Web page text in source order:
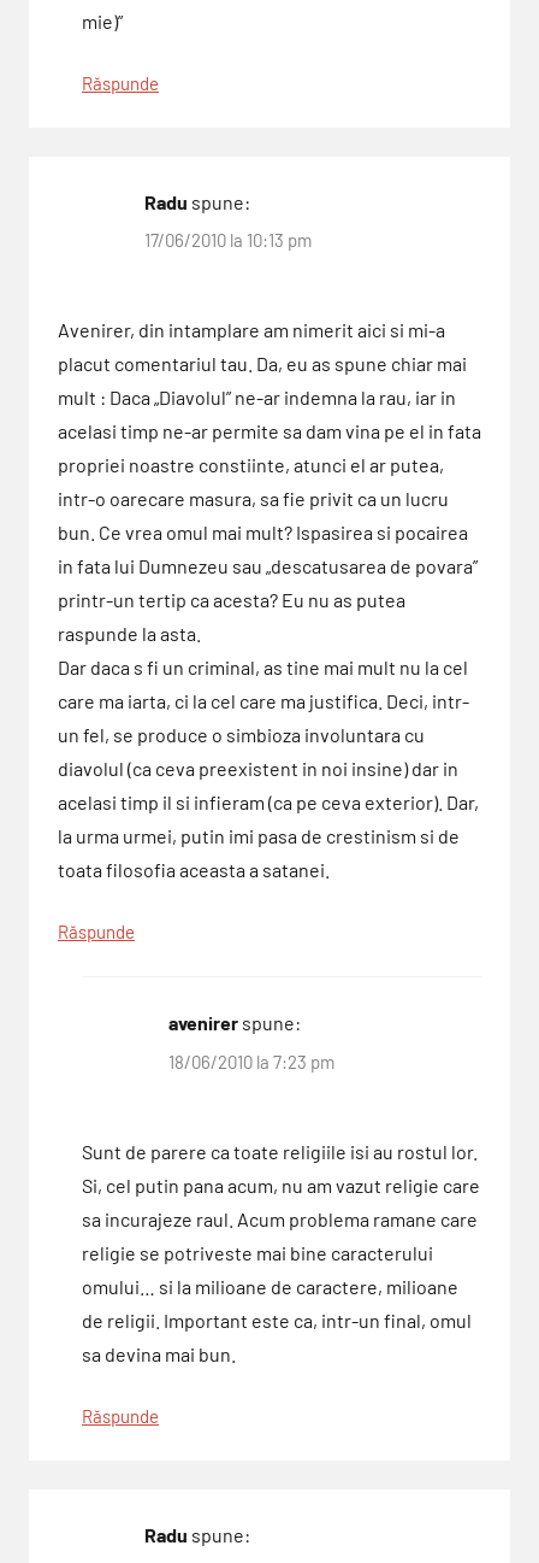
mie)”
Răspunde
Radu spune:
17/06/2010 la 10:13 pm
Avenirer, din intamplare am nimerit aici si mi-a
placut comentariul tau. Da, eu as spune chiar mai
mult : Daca „Diavolul” ne-ar indemna la rau, iar in
acelasi timp ne-ar permite sa dam vina pe el in fata
propriei noastre constiinte, atunci el ar putea,
intr-o oarecare masura, sa fie privit ca un lucru
bun. Ce vrea omul mai mult? Ispasirea si pocairea
in fata lui Dumnezeu sau „descatusarea de povara”
printr-un tertip ca acesta? Eu nu as putea
raspunde la asta.
Dar daca s fi un criminal, as tine mai mult nu la cel
care ma iarta, ci la cel care ma justifica. Deci, intr-
un fel, se produce o simbioza involuntara cu
diavolul (ca ceva preexistent in noi insine) dar in
acelasi timp il si infieram (ca pe ceva exterior). Dar,
la urma urmei, putin imi pasa de crestinism si de
toata filosofia aceasta a satanei.
Răspunde
avenirer spune:
18/06/2010 la 7:23 pm
Sunt de parere ca toate religiile isi au rostul lor.
Si, cel putin pana acum, nu am vazut religie care
sa incurajeze raul. Acum problema ramane care
religie se potriveste mai bine caracterului
omului… si la milioane de caractere, milioane
de religii. Important este ca, intr-un final, omul
sa devina mai bun.
Răspunde
Radu spune: